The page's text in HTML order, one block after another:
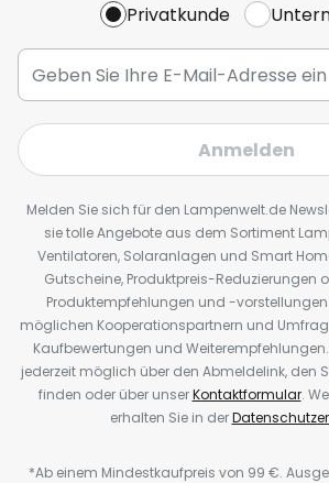
Privatkunde
Anmelden
Melden Sie sich für den Lampenwelt.de
sie tolle Angebote aus dem Sortiment
Ventilatoren, Solaranlagen und Smart
Gutscheine, Produktpreis-Reduzierungen
Produktempfehlungen und -
möglichen Kooperationspartnern und
Kaufbewertungen und
jederzeit möglich über den Abmeldelink, den
finden oder über unserKontaktformular.
erhalten Sie in der
*Ab einem Mindestkaufpreis von 99 €.